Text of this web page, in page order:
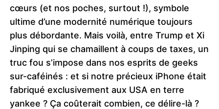
cœurs (et nos poches, surtout !), symbole
ultime d’une modernité numérique toujours
plus débordante. Mais voilà, entre Trump et Xi
Jinping qui se chamaillent à coups de taxes, un
truc fou s’impose dans nos esprits de geeks
sur-caféinés : et si notre précieux iPhone était
fabriqué exclusivement aux USA en terre
yankee ? Ça coûterait combien, ce délire-là ?